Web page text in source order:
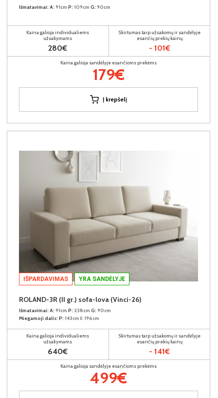
Išmatavimai: A: 91cm P: 109cm G: 90cm
Kaina galioja individualiems
užsakymams
280€
Skirtumas tarp užsakomų ir sandėlyje
esančių prekių kainų
- 101€
Kaina galioja sandėlyje esančioms prekėms
179€
Į krepšelį
IŠPARDAVIMAS YRA SANDĖLYJE
ROLAND-3R (II gr.) sofa-lova (Vinci-26)
Išmatavimai: A: 91cm P: 238cm G: 90cm
Miegamoji dalis: P: 143cm I: 196cm
Kaina galioja individualiems
užsakymams
640€
Skirtumas tarp užsakomų ir sandėlyje
esančių prekių kainų
- 141€
Kaina galioja sandėlyje esančioms prekėms
499€